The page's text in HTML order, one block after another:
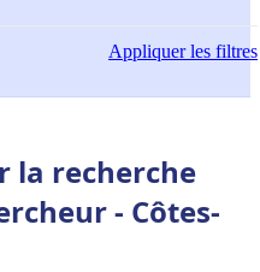
Appliquerles filtres
la recherche
- Côtes-